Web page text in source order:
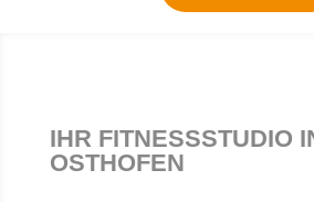
IHR FITNESSSTUDIO
OSTHOFEN